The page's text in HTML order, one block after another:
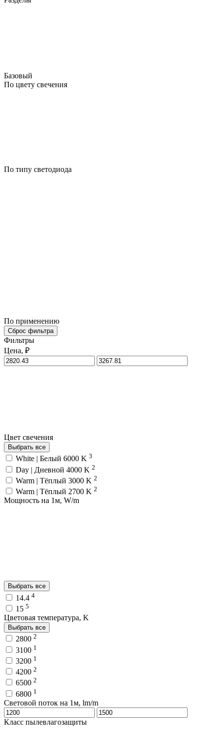
Базовый
По цвету свечения
По типу светодиода
По применению
Сброс фильтра
Фильтры
Цена, ₽
Цвет свечения
Выбрать все
White | Белый 6000 K 3
Day | Дневной 4000 K 2
Warm | Тёплый 3000 K 2
Warm | Тёплый 2700 K 2
Мощность на 1м, W/m
Выбрать все
14.4 4
15 5
Цветовая температура, K
Выбрать все
2800 2
3100 1
3200 1
4200 2
6500 2
6800 1
Световой поток на 1м, lm/m
Класс пылевлагозащиты